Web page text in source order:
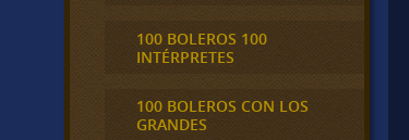
100 BOLEROS 100
INTÉRPRETES
100 BOLEROS CON LOS
GRANDES